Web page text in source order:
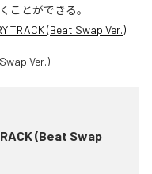
ことができる。
TRACK (Beat Swap Ver.)
(Beat Swap